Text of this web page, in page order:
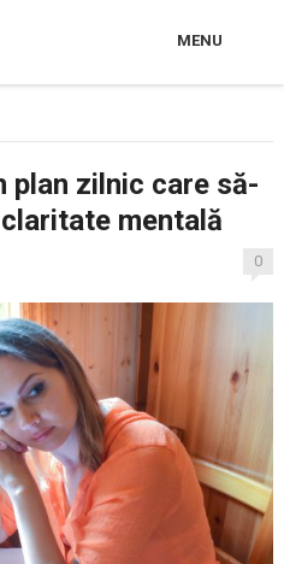
MENU
plan zilnic care să-
mentală
0